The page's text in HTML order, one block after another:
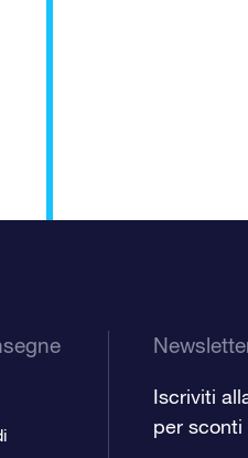
Iscriviti
per sconti